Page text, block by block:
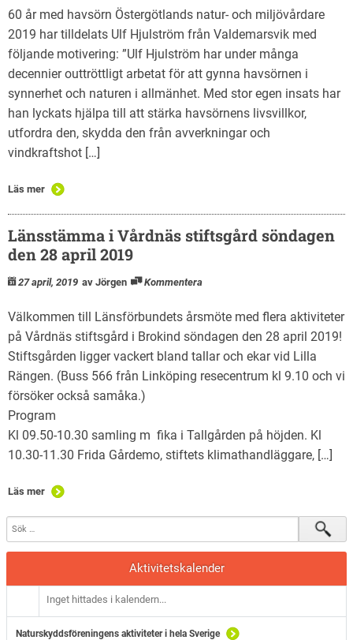
60 år med havsörn Östergötlands natur- och miljövårdare
2019 har tilldelats Ulf Hjulström från Valdemarsvik med
följande motivering: ”Ulf Hjulström har under många
decennier outtröttligt arbetat för att gynna havsörnen i
synnerhet och naturen i allmänhet. Med stor egen insats har
han lyckats hjälpa till att stärka havsörnens livsvillkor,
utfordra den, skydda den från avverkningar och
vindkraftshot […]
Läs mer
Länsstämma i Vårdnäs stiftsgård söndagen
den 28 april 2019
27 april, 2019 av Jörgen Kommentera
Välkommen till Länsförbundets årsmöte med flera aktiviteter
på Vårdnäs stiftsgård i Brokind söndagen den 28 april 2019!
Stiftsgården ligger vackert bland tallar och ekar vid Lilla
Rängen. (Buss 566 från Linköping resecentrum kl 9.10 och vi
försöker också samåka.)
Kl 09.50-10.30 samling m fika i Tallgården på höjden. Kl
10.30-11.30 Frida Gårdemo, stiftets klimathandläggare, […]
Läs mer
Aktivitetskalender
Inget hittades i kalendern...
Naturskyddsföreningens aktiviteter i hela Sverige